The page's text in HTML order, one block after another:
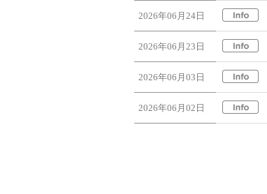
2026年06月24日
2026年06月23日
2026年06月03日
2026年06月02日